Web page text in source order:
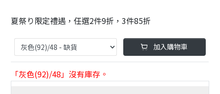
夏祭り限定禮遇，任選2件9折，3件85折
加入購物車
「灰色(92)/48」沒有庫存。